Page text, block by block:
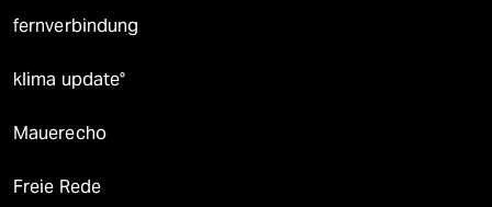
fernverbindung
klima update°
Mauerecho
Freie Rede